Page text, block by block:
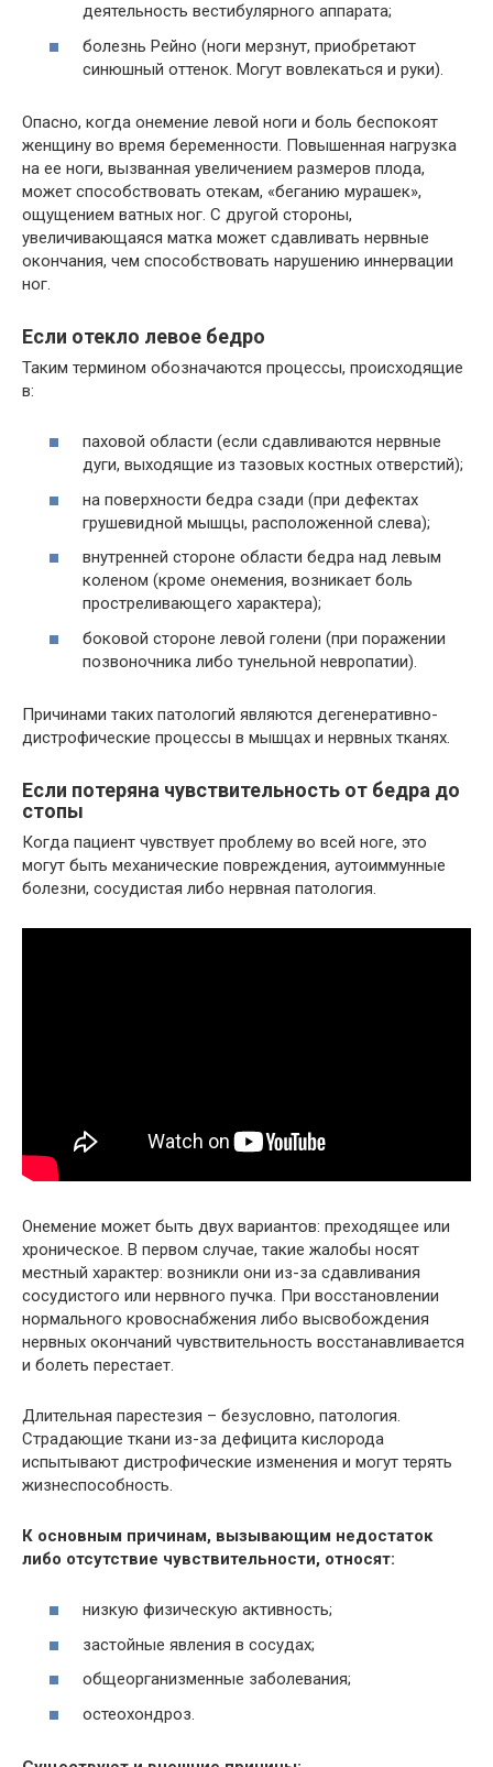
деятельность вестибулярного аппарата;
болезнь Рейно (ноги мерзнут, приобретают
синюшный оттенок. Могут вовлекаться и руки).
Опасно, когда онемение левой ноги и боль беспокоят
женщину во время беременности. Повышенная нагрузка
на ее ноги, вызванная увеличением размеров плода,
может способствовать отекам, «беганию мурашек»,
ощущением ватных ног. С другой стороны,
увеличивающаяся матка может сдавливать нервные
окончания, чем способствовать нарушению иннервации
ног.
Если отекло левое бедро
Таким термином обозначаются процессы, происходящие
в:
паховой области (если сдавливаются нервные
дуги, выходящие из тазовых костных отверстий);
на поверхности бедра сзади (при дефектах
грушевидной мышцы, расположенной слева);
внутренней стороне области бедра над левым
коленом (кроме онемения, возникает боль
простреливающего характера);
боковой стороне левой голени (при поражении
позвоночника либо тунельной невропатии).
Причинами таких патологий являются дегенеративно-
дистрофические процессы в мышцах и нервных тканях.
Если потеряна чувствительность от бедра до
стопы
Когда пациент чувствует проблему во всей ноге, это
могут быть механические повреждения, аутоиммунные
болезни, сосудистая либо нервная патология.
Онемение может быть двух вариантов: преходящее или
хроническое. В первом случае, такие жалобы носят
местный характер: возникли они из-за сдавливания
сосудистого или нервного пучка. При восстановлении
нормального кровоснабжения либо высвобождения
нервных окончаний чувствительность восстанавливается
и болеть перестает.
Длительная парестезия – безусловно, патология.
Страдающие ткани из-за дефицита кислорода
испытывают дистрофические изменения и могут терять
жизнеспособность.
К основным причинам, вызывающим недостаток
либо отсутствие чувствительности, относят:
низкую физическую активность;
застойные явления в сосудах;
общеорганизменные заболевания;
остеохондроз.